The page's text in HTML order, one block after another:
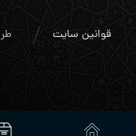
قوانین سایت